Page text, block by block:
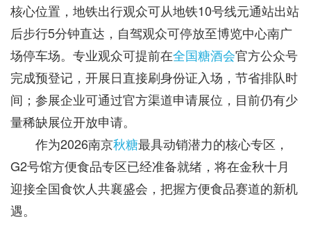
核心位置，地铁出行观众可从地铁10号线元通站出站
后步行5分钟直达，自驾观众可停放至博览中心南广
场停车场。专业观众可提前在全国糖酒会官方公众号
完成预登记，开展日直接刷身份证入场，节省排队时
间；参展企业可通过官方渠道申请展位，目前仍有少
量稀缺展位开放申请。
作为2026南京秋糖最具动销潜力的核心专区，
G2号馆方便食品专区已经准备就绪，将在金秋十月
迎接全国食饮人共襄盛会，把握方便食品赛道的新机
遇。